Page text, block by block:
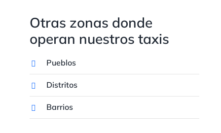
Otras zonas donde
operan nuestros taxis
Pueblos
Distritos
Barrios